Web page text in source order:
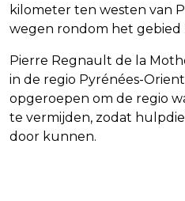
kilometer ten westen van
wegen rondom het gebied
Pierre Regnault de la
in de regio Pyrénées-
opgeroepen om de regio
te vermijden, zodat
door kunnen.